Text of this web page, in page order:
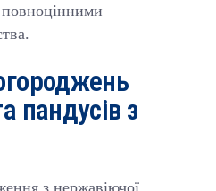
пандусів з
з нержавіючої